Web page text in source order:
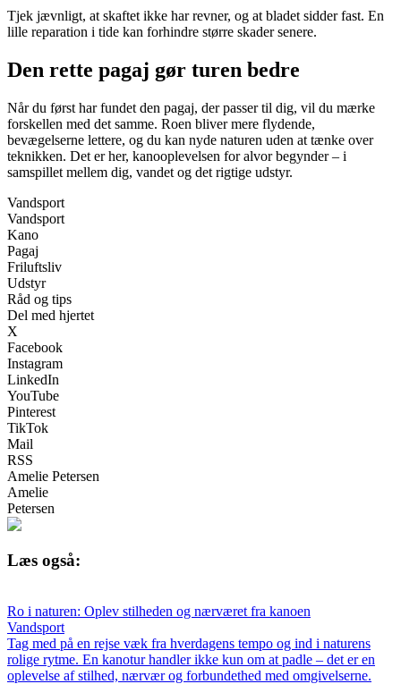
Tjek jævnligt, at skaftet ikke har revner, og at bladet sidder fast. En
lille reparation i tide kan forhindre større skader senere.
Den rette pagaj gør turen bedre
Når du først har fundet den pagaj, der passer til dig, vil du mærke
forskellen med det samme. Roen bliver mere flydende,
bevægelserne lettere, og du kan nyde naturen uden at tænke over
teknikken. Det er her, kanooplevelsen for alvor begynder – i
samspillet mellem dig, vandet og det rigtige udstyr.
Vandsport
Vandsport
Kano
Pagaj
Friluftsliv
Udstyr
Råd og tips
Del med hjertet
X
Facebook
Instagram
LinkedIn
YouTube
Pinterest
TikTok
Mail
RSS
Amelie Petersen
Amelie
Petersen
Læs også:
Ro i naturen: Oplev stilheden og nærværet fra kanoen
Vandsport
Tag med på en rejse væk fra hverdagens tempo og ind i naturens
rolige rytme. En kanotur handler ikke kun om at padle – det er en
oplevelse af stilhed, nærvær og forbundethed med omgivelserne.